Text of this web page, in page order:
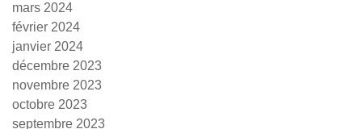
mars 2024
février 2024
janvier 2024
décembre 2023
novembre 2023
octobre 2023
septembre 2023